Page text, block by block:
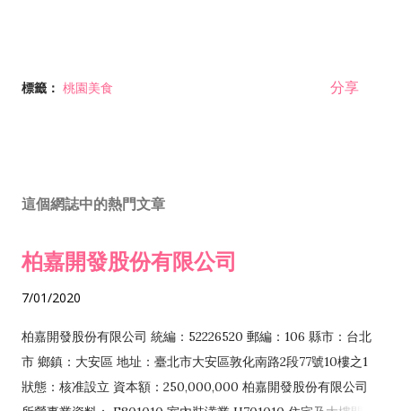
標籤： 桃園美食 分享
這個網誌中的熱門文章
柏嘉開發股份有限公司
7/01/2020
柏嘉開發股份有限公司 統編：52226520 郵編：106 縣市：台北
市 鄉鎮：大安區 地址：臺北市大安區敦化南路2段77號10樓之1
狀態：核准設立 資本額：250,000,000 柏嘉開發股份有限公司